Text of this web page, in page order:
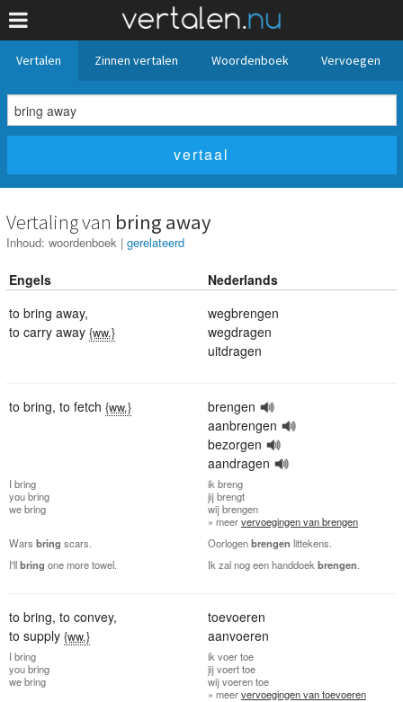
Vertalen Zinnen vertalen Woordenboek Vervoegen
Vertaling van bring away
Inhoud: woordenboek | gerelateerd
Engels
Nederlands
to bring away,
to carry away {ww.}
wegbrengen
wegdragen
uitdragen
to bring, to fetch {ww.}
brengen
aanbrengen
bezorgen
aandragen
I bring
youbring
webring
ik breng
jijbrengt
wijbrengen
» meervervoegingen van brengen
Wars bring scars. Oorlogenbrengen littekens.
I'llbring one more towel. Ik zal nog een handdoek brengen
to bring, to convey,
to supply {ww.}
toevoeren
aanvoeren
I bring
youbring
webring
ik voer toe
jijvoert toe
wijvoeren toe
» meervervoegingen van toevoeren